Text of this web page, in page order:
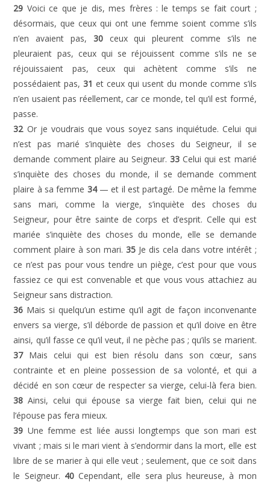
29 Voici ce que je dis, mes frères : le temps se fait court ;
désormais, que ceux qui ont une femme soient comme s’ils
n’en avaient pas, 30ceux qui pleurent comme s’ils ne
pleuraient pas, ceux qui se réjouissent comme s’ils ne se
réjouissaient pas, ceux qui achètent comme s’ils ne
possédaient pas,31 et ceux qui usent du monde comme s’ils
n’en usaient pas réellement, car ce monde, tel qu’il est formé,
passe.
32Or je voudrais que vous soyez sans inquiétude. Celui qui
n’est pas marié s’inquiète des choses du Seigneur, il se
demande comment plaire au Seigneur.33 Celui qui est marié
s’inquiète des choses du monde, il se demande comment
plaire à sa femme 34— et il est partagé. De même la femme
sans mari, comme la vierge, s’inquiète des choses du
Seigneur, pour être sainte de corps et d’esprit. Celle qui est
mariée s’inquiète des choses du monde, elle se demande
comment plaire à son mari.35 Je dis cela dans votre intérêt ;
ce n’est pas pour vous tendre un piège, c’est pour que vous
fassiez ce qui est convenable et que vous vous attachiez au
Seigneur sans distraction.
36 Mais si quelqu’un estime qu’il agit de façon inconvenante
envers sa vierge, s’il déborde de passion et qu’il doive en être
ainsi, qu’il fasse ce qu’il veut, il ne pèche pas ; qu’ils se marient.
37Mais celui qui est bien résolu dans son cœur, sans
contrainte et en pleine possession de sa volonté, et qui a
décidé en son cœur de respecter sa vierge, celui-là fera bien.
38 Ainsi, celui qui épouse sa vierge fait bien, celui qui ne
l’épouse pas fera mieux.
39 Une femme est liée aussi longtemps que son mari est
vivant ; mais si le mari vient à s’endormir dans la mort, elle est
libre de se marier à qui elle veut ; seulement, que ce soit dans
le Seigneur. 40Cependant, elle sera plus heureuse, à mon